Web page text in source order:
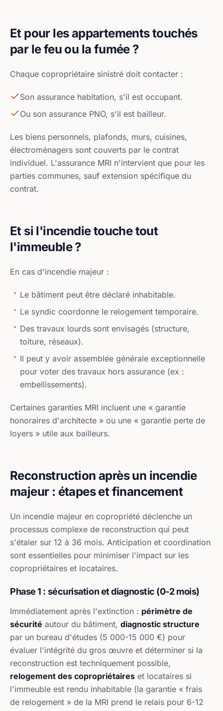
Et pour les appartements touchés
par le feu ou la fumée ?
Chaque copropriétaire sinistré doit contacter :
Son assurance habitation, s'il est occupant.
Ou son assurance PNO, s'il est bailleur.
Les biens personnels, plafonds, murs, cuisines,
électroménagers sont couverts par le contrat
individuel. L'assurance MRI n'intervient que pour les
parties communes, sauf extension spécifique du
contrat.
Et si l'incendie touche tout
l'immeuble ?
En cas d'incendie majeur :
Le bâtiment peut être déclaré inhabitable.
Le syndic coordonne le relogement temporaire.
Des travaux lourds sont envisagés (structure,
toiture, réseaux).
Il peut y avoir assemblée générale exceptionnelle
pour voter des travaux hors assurance (ex :
embellissements).
Certaines garanties MRI incluent une « garantie
honoraires d'architecte » ou une « garantie perte de
loyers » utile aux bailleurs.
Reconstruction après un incendie
majeur : étapes et financement
Un incendie majeur en copropriété déclenche un
processus complexe de reconstruction qui peut
s'étaler sur 12 à 36 mois. Anticipation et coordination
sont essentielles pour minimiser l'impact sur les
copropriétaires et locataires.
Phase 1 : sécurisation et diagnostic (0-2 mois)
Immédiatement après l'extinction : périmètre de
sécurité autour du bâtiment, diagnostic structure
par un bureau d'études (5 000-15 000 €) pour
évaluer l'intégrité du gros œuvre et déterminer si la
reconstruction est techniquement possible,
relogement des copropriétaires et locataires si
l'immeuble est rendu inhabitable (la garantie « frais
de relogement » de la MRI prend le relais pour 6-12